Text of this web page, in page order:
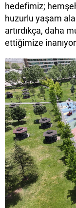
hedefimiz;
huzurlu yaşam
artırdıkça, daha
ettiğimize